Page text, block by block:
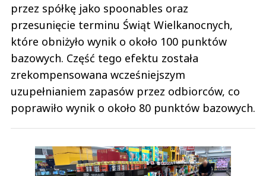
przez spółkę jako spoonables oraz
przesunięcie terminu Świąt Wielkanocnych,
które obniżyło wynik o około 100 punktów
bazowych. Część tego efektu została
zrekompensowana wcześniejszym
uzupełnianiem zapasów przez odbiorców, co
poprawiło wynik o około 80 punktów bazowych.